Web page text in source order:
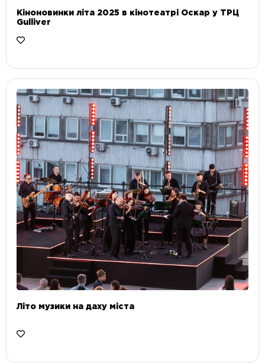
Кіноновинки літа 2025 в кінотеатрі Оскар у ТРЦ
Gulliver
Літо музики на даху міста